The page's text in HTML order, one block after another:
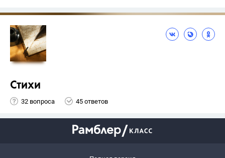
Стихи
32 вопроса 45 ответов